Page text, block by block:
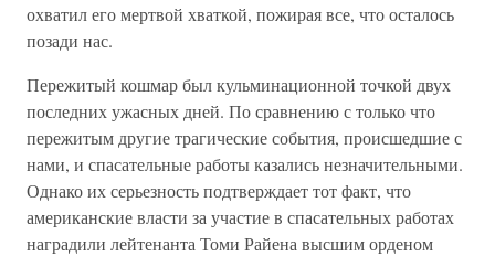
охватил его мертвой хваткой, пожирая все, что осталось
позади нас.
Пережитый кошмар был кульминационной точкой двух
последних ужасных дней. По сравнению с только что
пережитым другие трагические события, происшедшие с
нами, и спасательные работы казались незначительными.
Однако их серьезность подтверждает тот факт, что
американские власти за участие в спасательных работах
наградили лейтенанта Томи Райена высшим орденом